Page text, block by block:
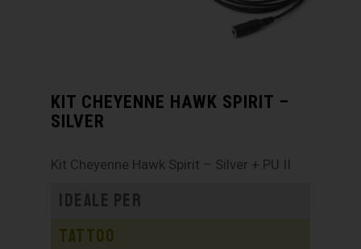
KIT CHEYENNE HAWK SPIRIT –
SILVER
Kit Cheyenne Hawk Spirit – Silver + PU II
Ideale per
Tattoo